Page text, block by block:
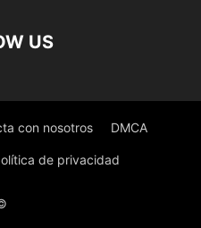
US
con nosotros DMCA
de privacidad